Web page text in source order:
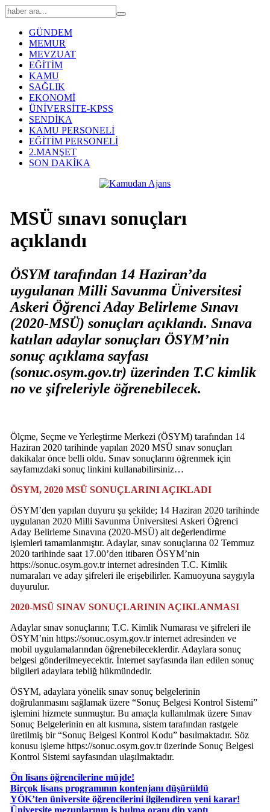
GÜNDEM
MEMUR
MEVZUAT
EĞİTİM
KAMU
SAĞLIK
EKONOMİ
ÜNİVERSİTE-KPSS
SENDİKA
KAMU PERSONELİ
EĞİTİM PERSONELİ
2.MANŞET
SON DAKİKA
MSÜ sınavı sonuçları
açıklandı
ÖSYM tarafından 14 Haziran’da
uygulanan Milli Savunma Üniversitesi
Askeri Öğrenci Aday Belirleme Sınavı
(2020-MSÜ) sonuçları açıklandı. Sınava
katılan adaylar sonuçları ÖSYM’nin
sonuç açıklama sayfası
(sonuc.osym.gov.tr) üzerinden T.C kimlik
no ve şifreleriyle öğrenebilecek.
Ölçme, Seçme ve Yerleştirme Merkezi (ÖSYM) tarafından 14
Haziran 2020 tarihinde yapılan 2020 MSÜ sınav sonuçları
dakikalar önce belli oldu. Sınav sonuçlarını öğrenmek için
sayfamızdaki sonuç linkini kullanabilirsiniz…
ÖSYM, 2020 MSÜ SONUÇLARINI AÇIKLADI
ÖSYM’den yapılan duyuru şu şekilde; 14 Haziran 2020 tarihinde
uygulanan 2020 Milli Savunma Üniversitesi Askeri Öğrenci
Aday Belirleme Sınavına (2020-MSÜ) ait değerlendirme
işlemleri tamamlanmıştır. Adaylar, sınav sonuçlarına 02 Temmuz
2020 tarihinde saat 17.00’den itibaren ÖSYM’nin
https://sonuc.osym.gov.tr internet adresinden T.C. Kimlik
numaraları ve aday şifreleri ile erişebilirler. Kamuoyuna saygıyla
duyurulur.
2020-MSÜ SINAV SONUÇLARININ AÇIKLANMASI
Adaylar sınav sonuçlarını; T.C. Kimlik Numarası ve şifreleri ile
ÖSYM’nin https://sonuc.osym.gov.tr internet adresinden ve
mobil uygulamalarından öğrenebileceklerdir. Adaylara sonuç
belgesi gönderilmeyecektir. İnternet sayfasında ilan edilen sonuç
bilgileri adaylara tebliğ hükmündedir.
ÖSYM, adaylara yönelik sınav sonuç belgelerinin
doğrulanmasını sağlamak üzere “Sonuç Belgesi Kontrol Sistemi”
işlemini hizmete sunmuştur. Bu amaçla kullanılmak üzere Sınav
Sonuç Belgelerinin en alt kısmına, sistem tarafından rastgele
üretilmiş bir “Sonuç Belgesi Kontrol Kodu” basılmaktadır. Söz
konusu işleme https://sonuc.osym.gov.tr üzerinde Sonuç Belgesi
Kontrol Sistemi sayfasından ulaşılmaktadır.
Ön lisans öğrencilerine müjde!
Birçok lisans programının kontenjanı düşürüldü
YÖK’ten üniversite öğrencilerini ilgilendiren yeni karar!